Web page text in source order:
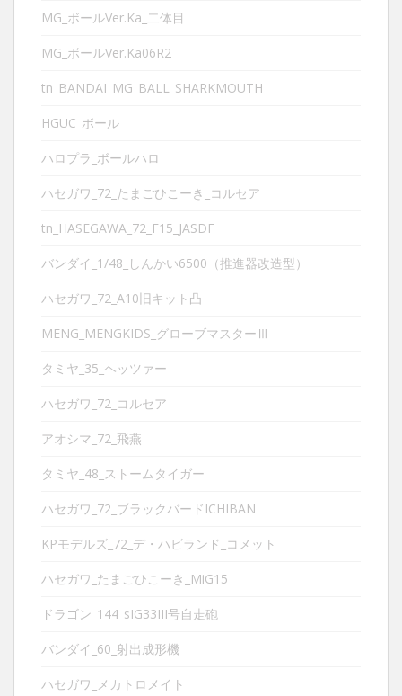
MG_ボールVer.Ka_二体目
MG_ボールVer.Ka06R2
tn_BANDAI_MG_BALL_SHARKMOUTH
HGUC_ボール
ハロプラ_ボールハロ
ハセガワ_72_たまごひこーき_コルセア
tn_HASEGAWA_72_F15_JASDF
バンダイ_1/48_しんかい6500（推進器改造型）
ハセガワ_72_A10旧キット凸
MENG_MENGKIDS_グローブマスターⅢ
タミヤ_35_ヘッツァー
ハセガワ_72_コルセア
アオシマ_72_飛燕
タミヤ_48_ストームタイガー
ハセガワ_72_ブラックバードICHIBAN
KPモデルズ_72_デ・ハビランド_コメット
ハセガワ_たまごひこーき_MiG15
ドラゴン_144_sIG33III号自走砲
バンダイ_60_射出成形機
ハセガワ_メカトロメイト